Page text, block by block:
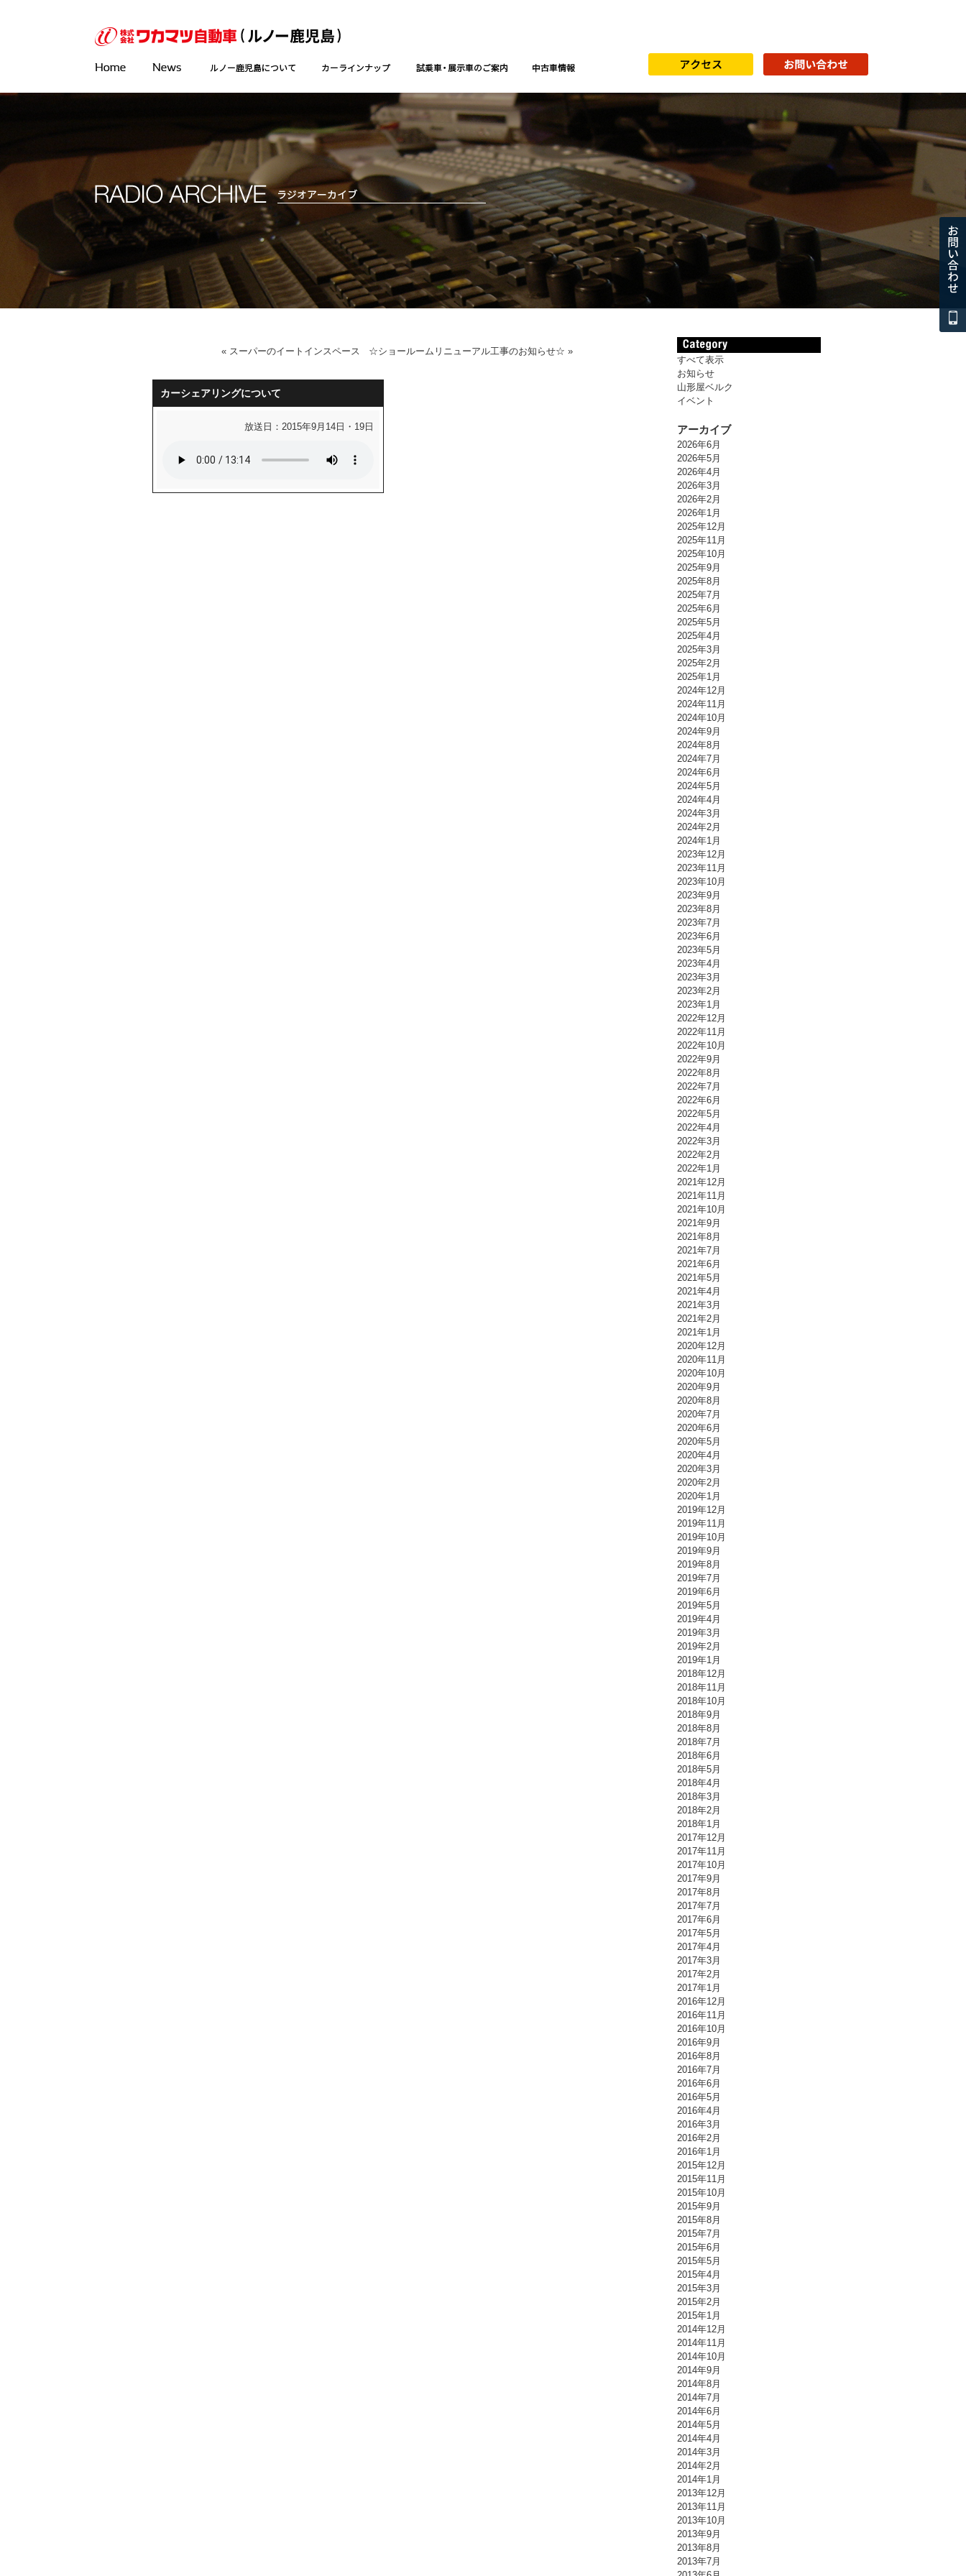
« スーパーのイートインスペース ☆ショールームリニューアル工事のお知らせ☆ »
カーシェアリングについて
放送日：2015年9月14日・19日
すべて表示
お知らせ
山形屋ベルク
イベント
アーカイブ
2026年6月
2026年5月
2026年4月
2026年3月
2026年2月
2026年1月
2025年12月
2025年11月
2025年10月
2025年9月
2025年8月
2025年7月
2025年6月
2025年5月
2025年4月
2025年3月
2025年2月
2025年1月
2024年12月
2024年11月
2024年10月
2024年9月
2024年8月
2024年7月
2024年6月
2024年5月
2024年4月
2024年3月
2024年2月
2024年1月
2023年12月
2023年11月
2023年10月
2023年9月
2023年8月
2023年7月
2023年6月
2023年5月
2023年4月
2023年3月
2023年2月
2023年1月
2022年12月
2022年11月
2022年10月
2022年9月
2022年8月
2022年7月
2022年6月
2022年5月
2022年4月
2022年3月
2022年2月
2022年1月
2021年12月
2021年11月
2021年10月
2021年9月
2021年8月
2021年7月
2021年6月
2021年5月
2021年4月
2021年3月
2021年2月
2021年1月
2020年12月
2020年11月
2020年10月
2020年9月
2020年8月
2020年7月
2020年6月
2020年5月
2020年4月
2020年3月
2020年2月
2020年1月
2019年12月
2019年11月
2019年10月
2019年9月
2019年8月
2019年7月
2019年6月
2019年5月
2019年4月
2019年3月
2019年2月
2019年1月
2018年12月
2018年11月
2018年10月
2018年9月
2018年8月
2018年7月
2018年6月
2018年5月
2018年4月
2018年3月
2018年2月
2018年1月
2017年12月
2017年11月
2017年10月
2017年9月
2017年8月
2017年7月
2017年6月
2017年5月
2017年4月
2017年3月
2017年2月
2017年1月
2016年12月
2016年11月
2016年10月
2016年9月
2016年8月
2016年7月
2016年6月
2016年5月
2016年4月
2016年3月
2016年2月
2016年1月
2015年12月
2015年11月
2015年10月
2015年9月
2015年8月
2015年7月
2015年6月
2015年5月
2015年4月
2015年3月
2015年2月
2015年1月
2014年12月
2014年11月
2014年10月
2014年9月
2014年8月
2014年7月
2014年6月
2014年5月
2014年4月
2014年3月
2014年2月
2014年1月
2013年12月
2013年11月
2013年10月
2013年9月
2013年8月
2013年7月